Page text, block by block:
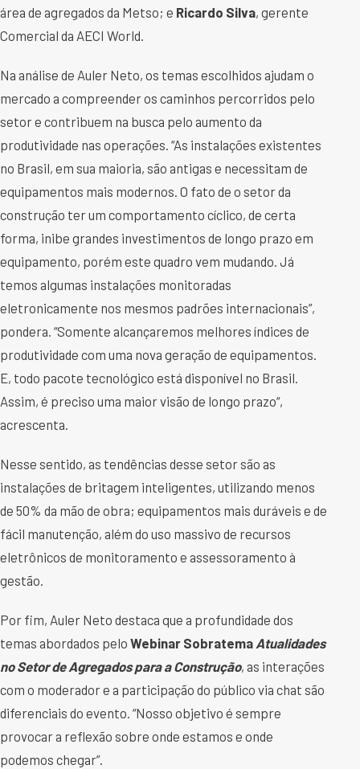
área de agregados da Metso; e Ricardo Silva, gerente
Comercial da AECI World.
Na análise de Auler Neto, os temas escolhidos ajudam o
mercado a compreender os caminhos percorridos pelo
setor e contribuem na busca pelo aumento da
produtividade nas operações. “As instalações existentes
no Brasil, em sua maioria, são antigas e necessitam de
equipamentos mais modernos. O fato de o setor da
construção ter um comportamento cíclico, de certa
forma, inibe grandes investimentos de longo prazo em
equipamento, porém este quadro vem mudando. Já
temos algumas instalações monitoradas
eletronicamente nos mesmos padrões internacionais”,
pondera. “Somente alcançaremos melhores índices de
produtividade com uma nova geração de equipamentos.
E, todo pacote tecnológico está disponível no Brasil.
Assim, é preciso uma maior visão de longo prazo“,
acrescenta.
Nesse sentido, as tendências desse setor são as
instalações de britagem inteligentes, utilizando menos
de 50% da mão de obra; equipamentos mais duráveis e de
fácil manutenção, além do uso massivo de recursos
eletrônicos de monitoramento e assessoramento à
gestão.
Por fim, Auler Neto destaca que a profundidade dos
temas abordados pelo Webinar Sobratema Atualidades
no Setor de Agregados para a Construção, as interações
com o moderador e a participação do público via chat são
diferenciais do evento. “Nosso objetivo é sempre
provocar a reflexão sobre onde estamos e onde
podemos chegar”.